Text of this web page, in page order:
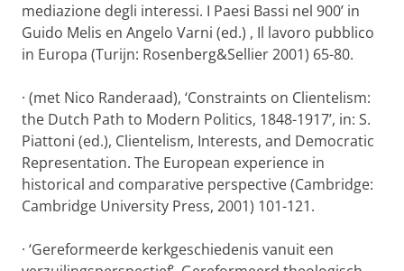
mediazione degli interessi. I Paesi Bassi nel 900’ in
Guido Melis en Angelo Varni (ed.) , Il lavoro pubblico
in Europa (Turijn: Rosenberg&Sellier 2001) 65-80.
· (met Nico Randeraad), ‘Constraints on Clientelism:
the Dutch Path to Modern Politics, 1848-1917’, in: S.
Piattoni (ed.), Clientelism, Interests, and Democratic
Representation. The European experience in
historical and comparative perspective (Cambridge:
Cambridge University Press, 2001) 101-121.
· ‘Gereformeerde kerkgeschiedenis vanuit een